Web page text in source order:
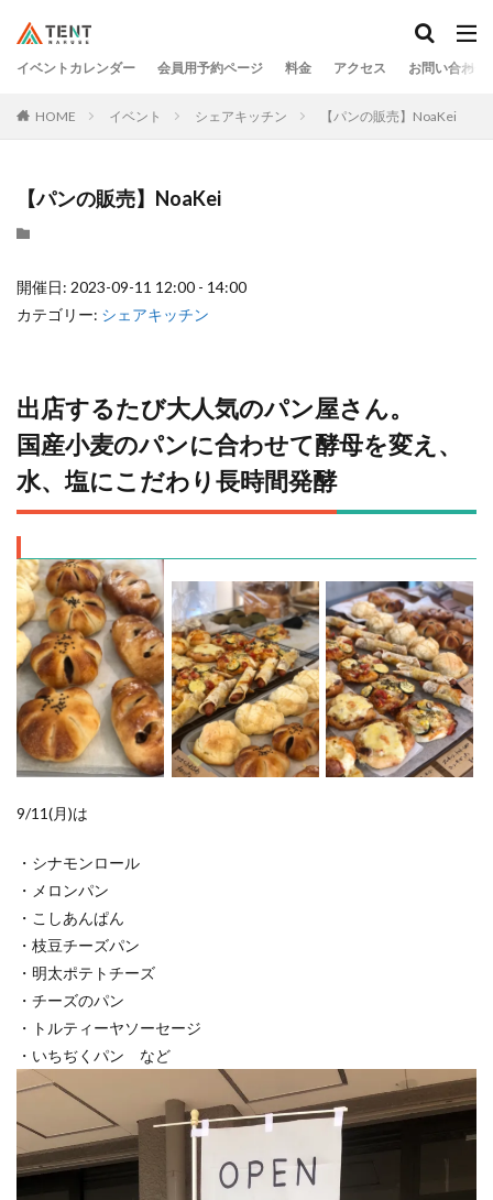
イベントカレンダー 会員用予約ページ 料金 アクセス お問い合わせ
HOME イベント シェアキッチン 【パンの販売】NoaKei
【パンの販売】NoaKei
開催日: 2023-09-11 12:00 - 14:00
カテゴリー: シェアキッチン
出店するたび大人気のパン屋さん。
国産小麦のパンに合わせて酵母を変え、
水、塩にこだわり長時間発酵
9/11(月)は
・シナモンロール
・メロンパン
・こしあんぱん
・枝豆チーズパン
・明太ポテトチーズ
・チーズのパン
・トルティーヤソーセージ
・いちぢくパン など